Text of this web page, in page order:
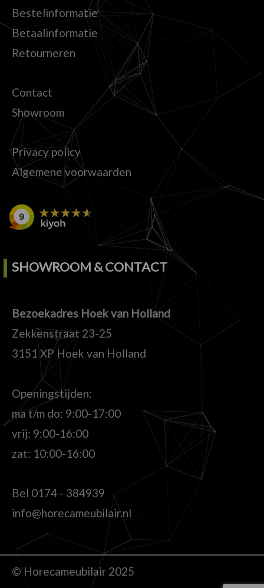
Bestelinformatie
Betaalinformatie
Retourneren
Contact
Showroom
Privacy policy
Algemene voorwaarden
SHOWROOM & CONTACT
Bezoekadres Hoek van Holland
Zekkenstraat 23-25
3151 XP Hoek van Holland
Openingstijden:
ma t/m do: 9:00-17:00
vrij: 9:00-16:00
zat: 10:00-16:00
Bel 0174 - 384939
info@horecameubilair.nl
© Horecameubilair 2025